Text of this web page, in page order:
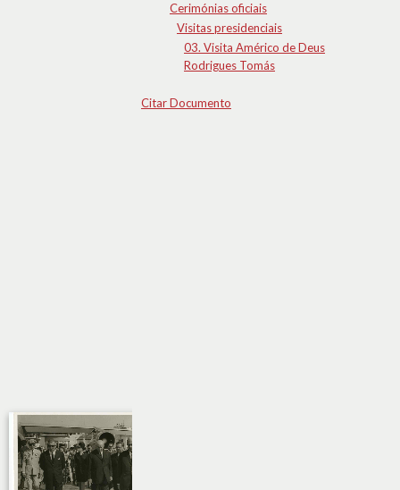
Cerimónias oficiais
Visitas presidenciais
03. Visita Américo de Deus
Rodrigues Tomás
Citar Documento